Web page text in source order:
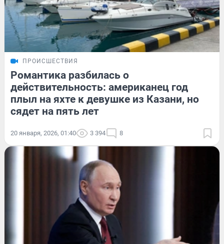
ПРОИСШЕСТВИЯ
Романтика разбилась о
действительность: американец год
плыл на яхте к девушке из Казани, но
сядет на пять лет
20 января, 2026, 01:40 3 394 8